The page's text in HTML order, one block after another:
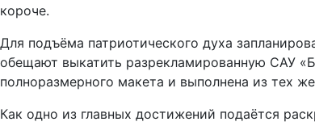
короче.
Для подъёма патриотического духа
обещают выкатить разрекламированную САУ
полноразмерного макета и выполнена из тех
Как одно из главных достижений подаётся